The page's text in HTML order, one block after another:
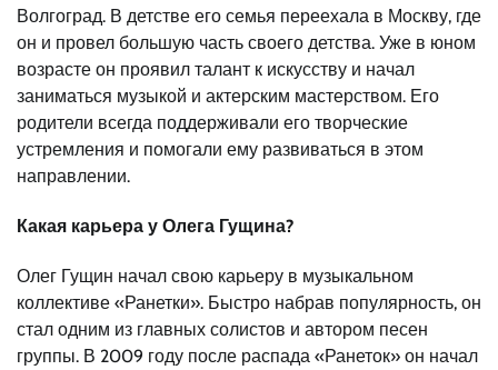
Волгоград. В детстве его семья переехала в Москву, где
он и провел большую часть своего детства. Уже в юном
возрасте он проявил талант к искусству и начал
заниматься музыкой и актерским мастерством. Его
родители всегда поддерживали его творческие
устремления и помогали ему развиваться в этом
направлении.
Какая карьера у Олега Гущина?
Олег Гущин начал свою карьеру в музыкальном
коллективе «Ранетки». Быстро набрав популярность, он
стал одним из главных солистов и автором песен
группы. В 2009 году после распада «Ранеток» он начал